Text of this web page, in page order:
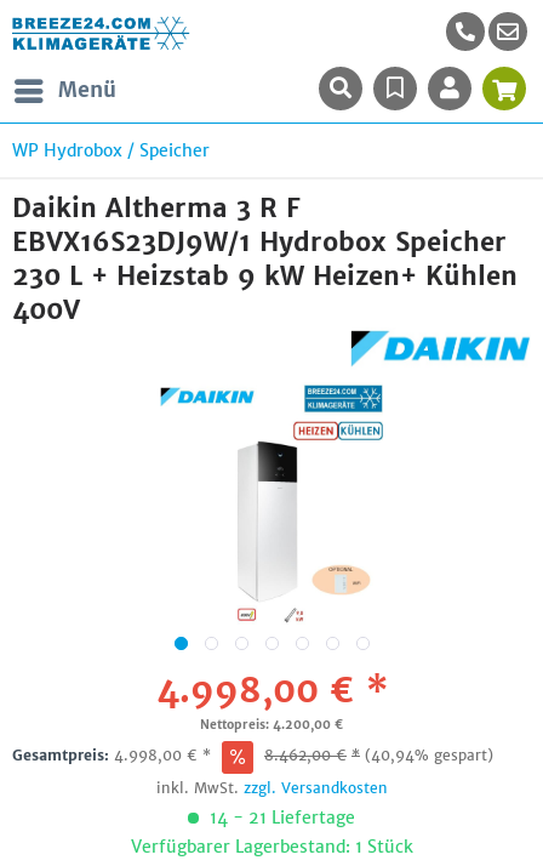
Menü
WP Hydrobox / Speicher
Daikin Altherma 3 R F
EBVX16S23DJ9W/1 Hydrobox Speicher
230 L + Heizstab 9 kW Heizen+ Kühlen
400V
4.998,00 € *
Nettopreis: 4.200,00 €
Gesamtpreis: 4.998,00 € * 8.462,00€ * (40,94% gespart)
inkl. MwSt. zzgl. Versandkosten
14 - 21 Liefertage
Verfügbarer Lagerbestand: 1 Stück